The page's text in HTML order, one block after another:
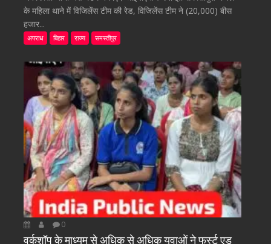
के महिला थाने में विजिलेंस टीम की रेड, विजिलेंस टीम ने (20,000) बीस
हजार...
अपराध बिहार राज्य समस्तीपुर
0
वर्कशॉप के माध्यम से अधिक से अधिक युवाओं ने फर्स्ट एड